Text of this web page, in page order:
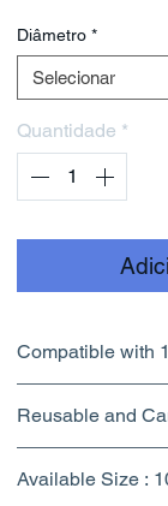
Diâmetro *
Selecionar
Quantidade *
Compatible with
Reusable and
Available Size :